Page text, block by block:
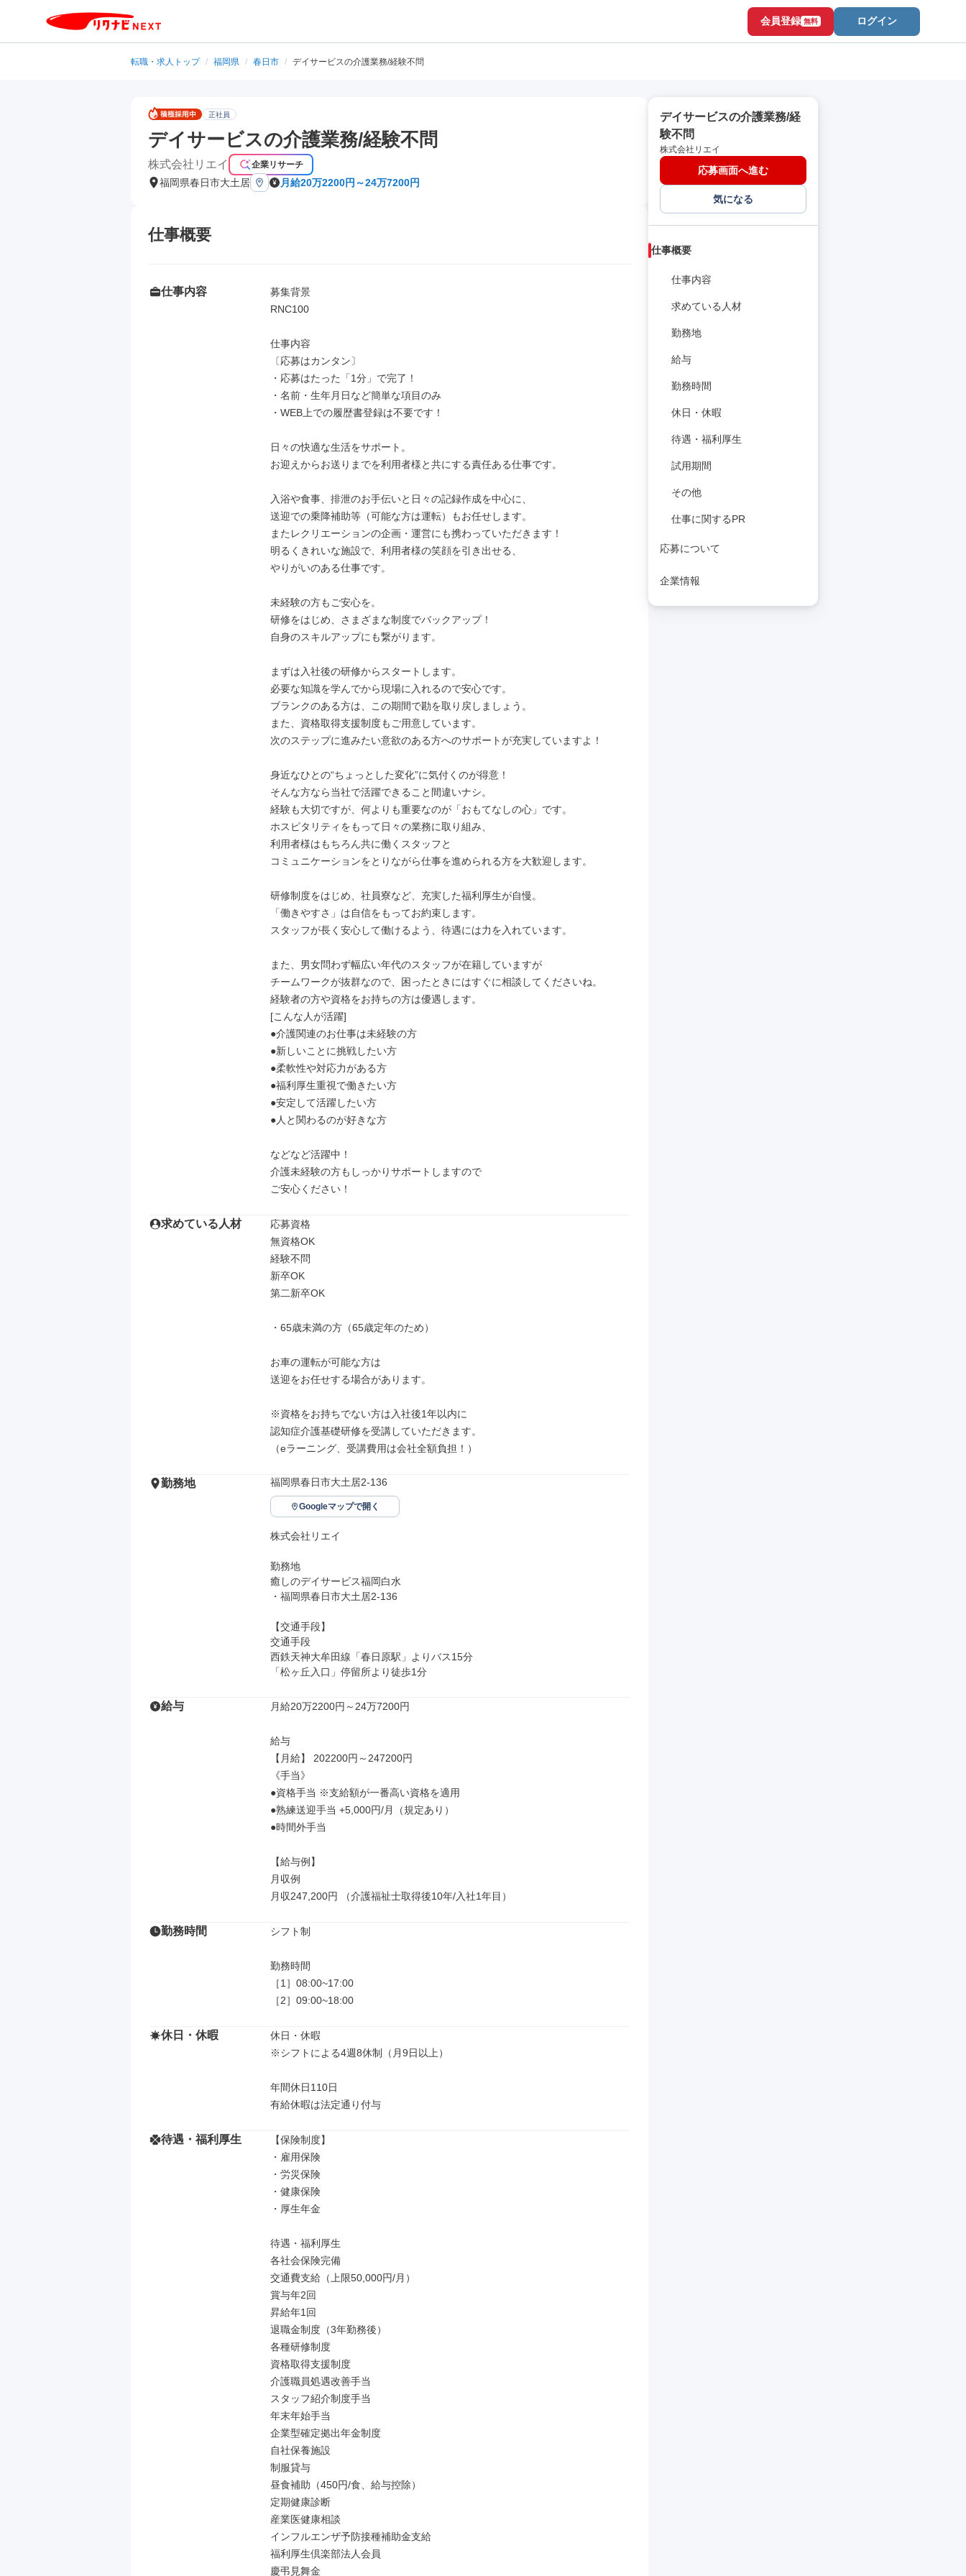
会員登録 無料 ログイン
転職・求人トップ / 福岡県 / 春日市 / デイサービスの介護業務/経験不問
正社員
デイサービスの介護業務/経験不問
株式会社リエイ 企業リサーチ
福岡県春日市大土居 月給20万2200円～24万7200円
仕事概要
仕事内容
募集背景
RNC100
仕事内容
〔応募はカンタン〕
・応募はたった「1分」で完了！
・名前・生年月日など簡単な項目のみ
・WEB上での履歴書登録は不要です！
日々の快適な生活をサポート。
お迎えからお送りまでを利用者様と共にする責任ある仕事です。
入浴や食事、排泄のお手伝いと日々の記録作成を中心に、
送迎での乗降補助等（可能な方は運転）もお任せします。
またレクリエーションの企画・運営にも携わっていただきます！
明るくきれいな施設で、利用者様の笑顔を引き出せる、
やりがいのある仕事です。
未経験の方もご安心を。
研修をはじめ、さまざまな制度でバックアップ！
自身のスキルアップにも繋がります。
まずは入社後の研修からスタートします。
必要な知識を学んでから現場に入れるので安心です。
ブランクのある方は、この期間で勘を取り戻しましょう。
また、資格取得支援制度もご用意しています。
次のステップに進みたい意欲のある方へのサポートが充実していますよ！
身近なひとの“ちょっとした変化”に気付くのが得意！
そんな方なら当社で活躍できること間違いナシ。
経験も大切ですが、何よりも重要なのが「おもてなしの心」です。
ホスピタリティをもって日々の業務に取り組み、
利用者様はもちろん共に働くスタッフと
コミュニケーションをとりながら仕事を進められる方を大歓迎します。
研修制度をはじめ、社員寮など、充実した福利厚生が自慢。
「働きやすさ」は自信をもってお約束します。
スタッフが長く安心して働けるよう、待遇には力を入れています。
また、男女問わず幅広い年代のスタッフが在籍していますが
チームワークが抜群なので、困ったときにはすぐに相談してくださいね。
経験者の方や資格をお持ちの方は優遇します。
[こんな人が活躍]
●介護関連のお仕事は未経験の方
●新しいことに挑戦したい方
●柔軟性や対応力がある方
●福利厚生重視で働きたい方
●安定して活躍したい方
●人と関わるのが好きな方
などなど活躍中！
介護未経験の方もしっかりサポートしますので
ご安心ください！
求めている人材
応募資格
無資格OK
経験不問
新卒OK
第二新卒OK
・65歳未満の方（65歳定年のため）
お車の運転が可能な方は
送迎をお任せする場合があります。
※資格をお持ちでない方は入社後1年以内に
認知症介護基礎研修を受講していただきます。
（eラーニング、受講費用は会社全額負担！）
勤務地 福岡県春日市大土居2-136
Googleマップで開く
株式会社リエイ
勤務地
癒しのデイサービス福岡白水
・福岡県春日市大土居2-136
【交通手段】
交通手段
西鉄天神大牟田線「春日原駅」よりバス15分
「松ヶ丘入口」停留所より徒歩1分
給与 月給20万2200円～24万7200円
給与
【月給】 202200円～247200円
《手当》
●資格手当 ※支給額が一番高い資格を適用
●熟練送迎手当 +5,000円/月（規定あり）
●時間外手当
【給与例】
月収例
月収247,200円 （介護福祉士取得後10年/入社1年目）
勤務時間 シフト制
勤務時間
［1］08:00~17:00
［2］09:00~18:00
休日・休暇
休日・休暇
※シフトによる4週8休制（月9日以上）
年間休日110日
有給休暇は法定通り付与
待遇・福利厚生
【保険制度】
・雇用保険
・労災保険
・健康保険
・厚生年金
待遇・福利厚生
各社会保険完備
交通費支給（上限50,000円/月）
賞与年2回
昇給年1回
退職金制度（3年勤務後）
各種研修制度
資格取得支援制度
介護職員処遇改善手当
スタッフ紹介制度手当
年末年始手当
企業型確定拠出年金制度
自社保養施設
制服貸与
昼食補助（450円/食、給与控除）
定期健康診断
産業医健康相談
インフルエンザ予防接種補助金支給
福利厚生倶楽部法人会員
慶弔見舞金
デイサービスの介護業務/経
験不問
株式会社リエイ
応募画面へ進む
気になる
仕事概要
仕事内容
求めている人材
勤務地
給与
勤務時間
休日・休暇
待遇・福利厚生
試用期間
その他
仕事に関するPR
応募について
企業情報